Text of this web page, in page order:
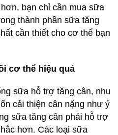
bạn chỉ cần mua sữa
thành phần sữa tăng
cần thiết cho cơ thể bạn
cơ thể hiệu quả
sữa hỗ trợ tăng cân, nhu
cải thiện cân nặng như ý
sữa tăng cân phải hỗ trợ
hơn. Các loại sữa